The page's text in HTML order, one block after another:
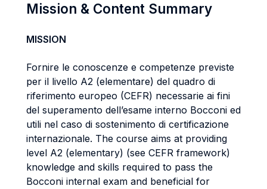
Mission & Content Summary
MISSION
Fornire le conoscenze e competenze previste
per il livello A2 (elementare) del quadro di
riferimento europeo (CEFR) necessarie ai fini
del superamento dell’esame interno Bocconi ed
utili nel caso di sostenimento di certificazione
internazionale. The course aims at providing
level A2 (elementary) (see CEFR framework)
knowledge and skills required to pass the
Bocconi internal exam and beneficial for